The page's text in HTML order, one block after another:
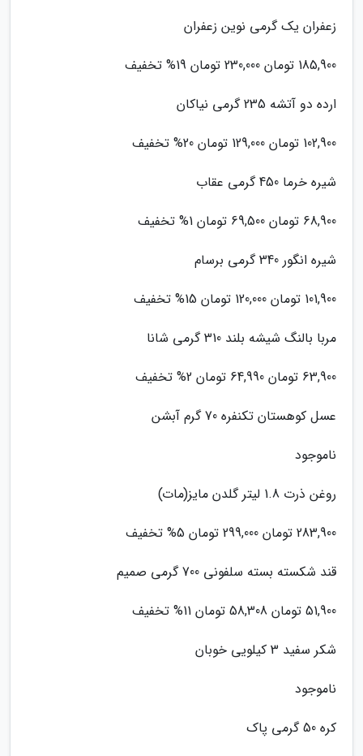
زعفران یک گرمی نوین زعفران
185,900 تومان 230,000 تومان 19% تخفیف
ارده دو آتشه 235 گرمی نیاکان
102,900 تومان 129,000 تومان 20% تخفیف
شیره خرما 450 گرمی عقاب
68,900 تومان 69,500 تومان 1% تخفیف
شیره انگور 340 گرمی برسام
101,900 تومان 120,000 تومان 15% تخفیف
مربا بالنگ شیشه بلند 310 گرمی شانا
63,900 تومان 64,990 تومان 2% تخفیف
عسل کوهستان تکنفره 70 گرم آبشن
ناموجود
روغن ذرت 1.8 لیتر گلدن مایز(مات)
283,900 تومان 299,000 تومان 5% تخفیف
قند شکسته بسته سلفونی 700 گرمی صمیم
51,900 تومان 58,308 تومان 11% تخفیف
شکر سفید 3 کیلویی خوبان
ناموجود
کره 50 گرمی پاک